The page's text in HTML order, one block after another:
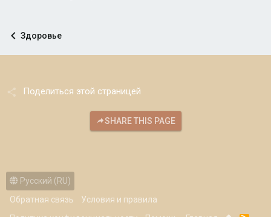
Здоровье
Поделиться этой страницей
SHARE THIS PAGE
Русский (RU)
Обратная связь
Условия и правила